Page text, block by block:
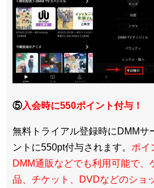
⑤入会時に550ポイント付与！
無料トライアル登録時にDMMサ
ントに550pt付与されます。 ポイ
DMM通販などでも利用可能で、
品、チケット、DVDなどのショ